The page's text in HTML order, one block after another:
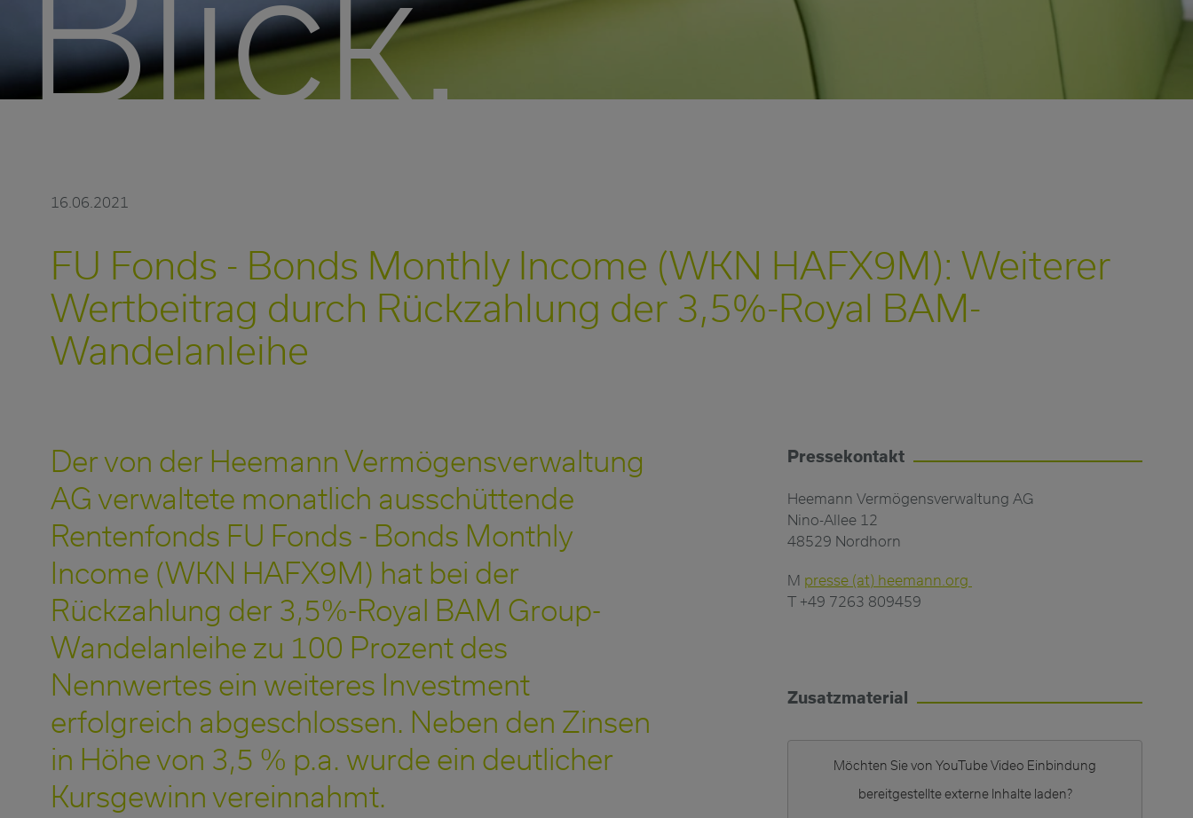
16.06.2021
FU Fonds - Bonds Monthly Income (WKN HAFX9M): Weiterer
Wertbeitrag durch Rückzahlung der 3,5%-Royal BAM-
Wandelanleihe
Der von der Heemann Vermögensverwaltung
AG verwaltete monatlich ausschüttende
Rentenfonds FU Fonds - Bonds Monthly
Income (WKN HAFX9M) hat bei der
Rückzahlung der 3,5%-Royal BAM Group-
Wandelanleihe zu 100 Prozent des
Nennwertes ein weiteres Investment
erfolgreich abgeschlossen. Neben den Zinsen
in Höhe von 3,5 % p.a. wurde ein deutlicher
Kursgewinn vereinnahmt.
Pressekontakt
Heemann Vermögensverwaltung AG
Nino-Allee 12
48529 Nordhorn
M presse (at) heemann.org
T +49 7263 809459
Zusatzmaterial
Möchten Sie vonYouTube Video Einbindung
bereitgestellte externe Inhalte laden?